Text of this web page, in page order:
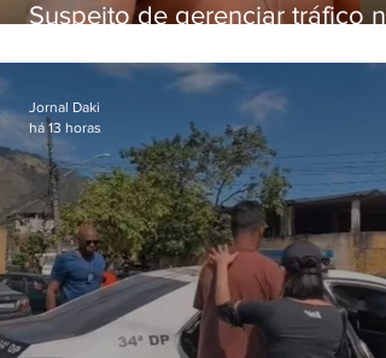
Suspeito de gerenciar tráfico na
foragido
Jornal Daki
há 13 horas